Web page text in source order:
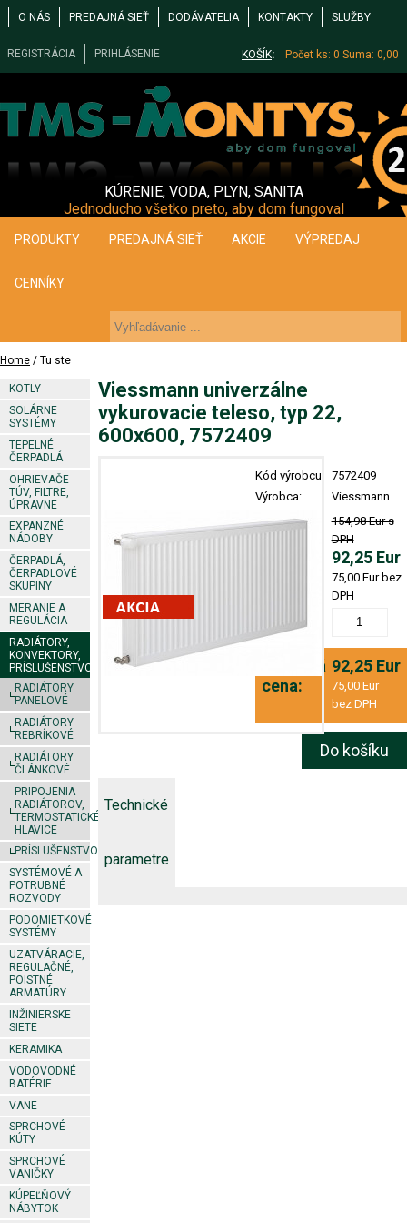
O NÁS PREDAJNÁ SIEŤ DODÁVATELIA KONTAKTY SLUŽBY
REGISTRÁCIA PRIHLÁSENIE KOŠÍK: Počet ks: 0 Suma: 0,00
KÚRENIE, VODA, PLYN, SANITA
Jednoducho všetko preto, aby dom fungoval
PRODUKTY PREDAJNÁ SIEŤ AKCIE VÝPREDAJ
CENNÍKY
Home / Tu ste
KOTLY
SOLÁRNE
SYSTÉMY
TEPELNÉ
ČERPADLÁ
OHRIEVAČE
TÚV, FILTRE,
ÚPRAVNE
EXPANZNÉ
NÁDOBY
ČERPADLÁ,
ČERPADLOVÉ
SKUPINY
MERANIE A
REGULÁCIA
RADIÁTORY,
KONVEKTORY,
PRÍSLUŠENSTVO
RADIÁTORY
PANELOVÉ
RADIÁTORY
REBRÍKOVÉ
RADIÁTORY
ČLÁNKOVÉ
PRIPOJENIA
RADIÁTOROV,
TERMOSTATICKÉ
HLAVICE
PRÍSLUŠENSTVO
SYSTÉMOVÉ A
POTRUBNÉ
ROZVODY
PODOMIETKOVÉ
SYSTÉMY
UZATVÁRACIE,
REGULAČNÉ,
POISTNÉ
ARMATÚRY
INŽINIERSKE
SIETE
KERAMIKA
VODOVODNÉ
BATÉRIE
VANE
SPRCHOVÉ
KÚTY
SPRCHOVÉ
VANIČKY
KÚPEĽŇOVÝ
NÁBYTOK
Viessmann univerzálne
vykurovacie teleso, typ 22,
600x600, 7572409
Kód výrobcu:
7572409
Výrobca:
Viessmann
Stará cena:
154,98 Eur s
DPH
92,25 Eur
75,00 Eur bez
DPH
Konečná
cena:
92,25 Eur
75,00 Eur
bez DPH
Do košíku
Technické
parametre